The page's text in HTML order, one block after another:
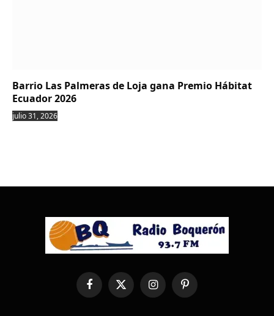
Barrio Las Palmeras de Loja gana Premio Hábitat
Ecuador 2026
julio 31, 2026
FacebookX
(Twitter)
InstagramPinterest